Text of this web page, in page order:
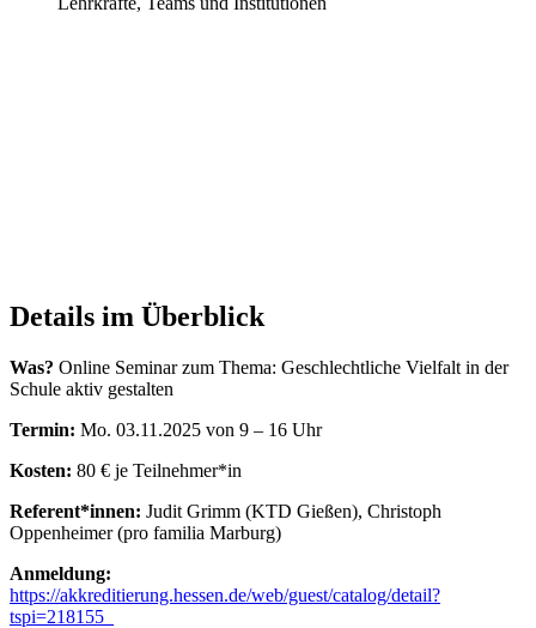
Details im Überblick
Was? Online Seminar zum Thema: Geschlechtliche Vielfalt in der
Schule aktiv gestalten
Termin: Mo. 03.11.2025 von 9 – 16 Uhr
Kosten: 80 € je Teilnehmer*in
Referent*innen: Judit Grimm (KTD Gießen), Christoph
Oppenheimer (pro familia Marburg)
Anmeldung:
https://akkreditierung.hessen.de/web/guest/catalog/detail?
tspi=218155_